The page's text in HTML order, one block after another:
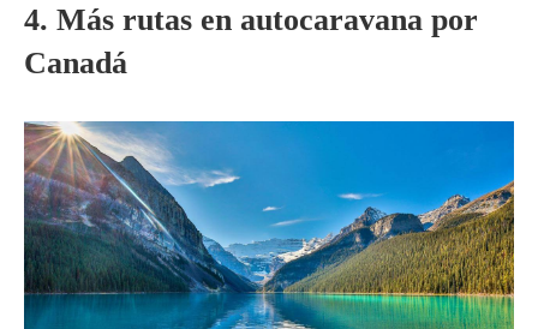
4. Más rutas en autocaravana por
Canadá